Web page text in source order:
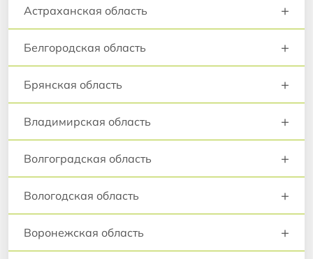
Астраханская область +
Белгородская область +
Брянская область +
Владимирская область +
Волгоградская область +
Вологодская область +
Воронежская область +